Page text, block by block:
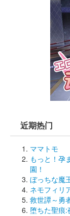
近期热门
ママトモ
もっと！孕
園！
ぼっちな魔
ネモフィリ
救世譚～勇
堕ちた聖痕: